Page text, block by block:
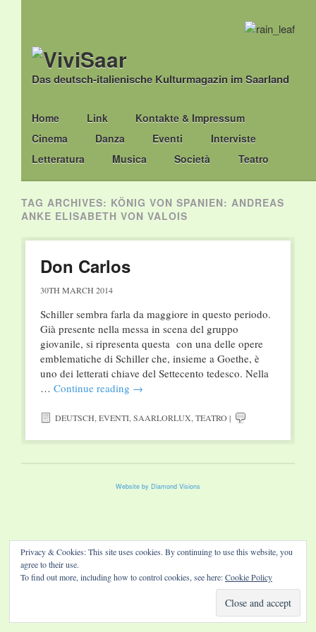
Das deutsch-italienische Kulturmagazin im Saarland
Main menu
Skip
to
content
Home Link
Kontakte & Impressum
Cinema
Danza Eventi
Interviste
Letteratura
Musica Società Teatro
TAG ARCHIVES: KÖNIG VON SPANIEN: ANDREAS
ANKE ELISABETH VON VALOIS
Don Carlos
30TH MARCH 2014
Schiller sembra farla da maggiore in questo periodo.
Già presente nella messa in scena del gruppo
giovanile, si ripresenta questa con una delle opere
emblematiche di Schiller che, insieme a Goethe, è
uno dei letterati chiave del Settecento tedesco. Nella
… Continue reading →
DEUTSCH,EVENTI,SAARLORLUX,TEATRO|
Website by Diamond Visions
Privacy & Cookies: This site uses cookies. By continuing to use this website, you
agree to their use.
To find out more, including how to control cookies, see here:Cookie Policy